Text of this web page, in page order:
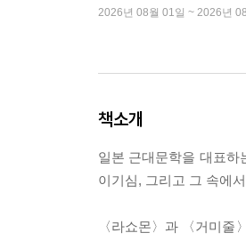
2026년 08월 01일 ~ 2026년
책소개
일본 근대문학을 대표하
이기심, 그리고 그 속에
〈라쇼몬〉과 〈거미